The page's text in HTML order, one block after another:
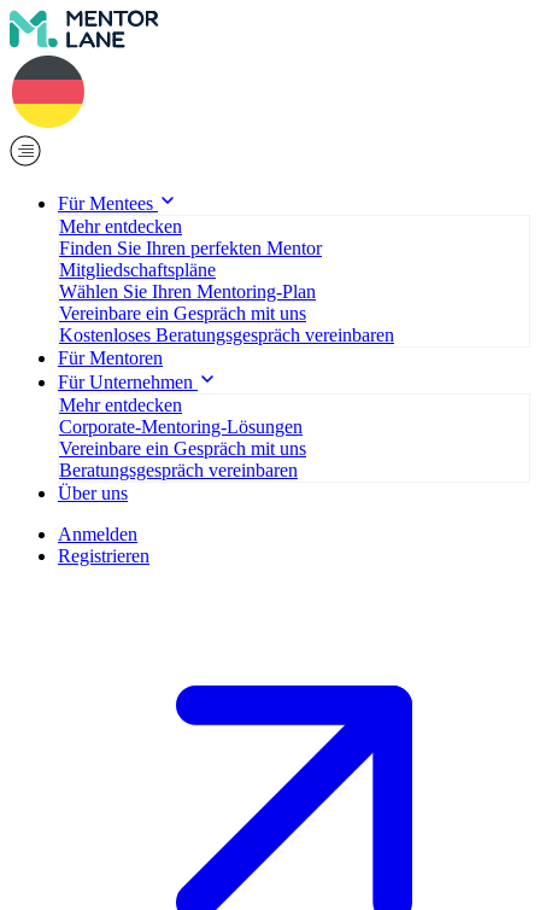
Für Mentees
Mehr entdecken
Finden Sie Ihren perfekten Mentor
Mitgliedschaftspläne
Wählen Sie Ihren Mentoring-Plan
Vereinbare ein Gespräch mit uns
Kostenloses Beratungsgespräch vereinbaren
Für Mentoren
Für Unternehmen
Mehr entdecken
Corporate-Mentoring-Lösungen
Vereinbare ein Gespräch mit uns
Beratungsgespräch vereinbaren
Über uns
Anmelden
Registrieren